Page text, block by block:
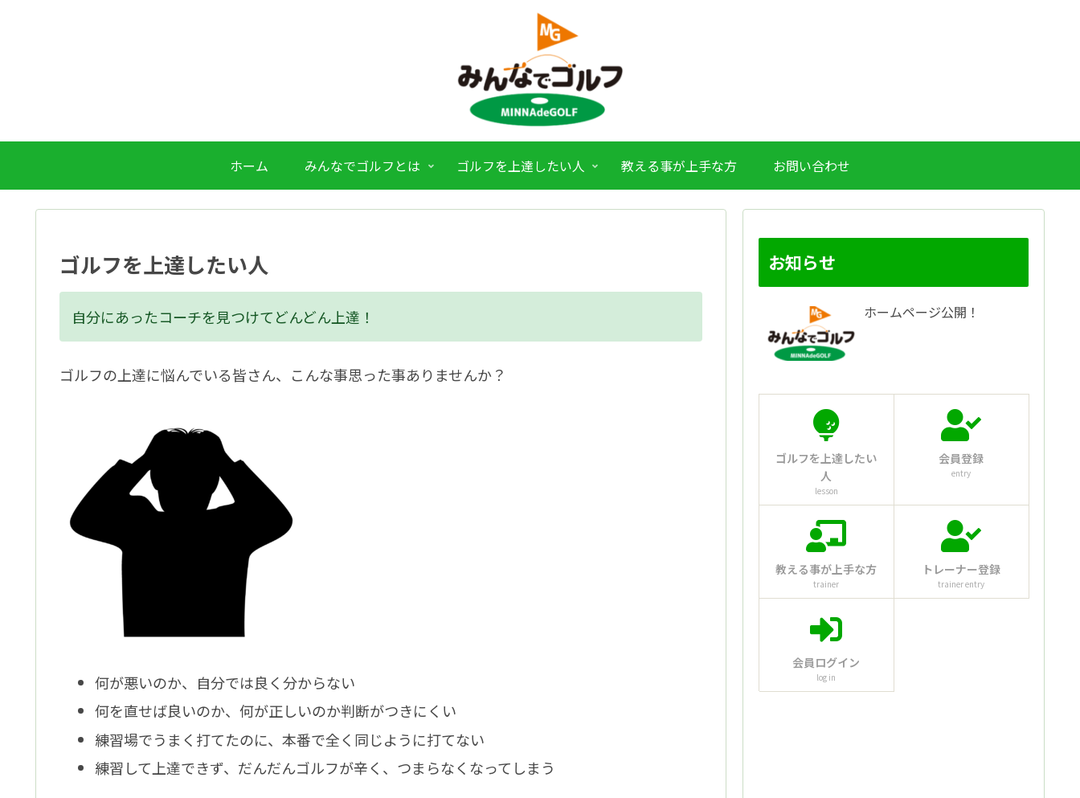
ホーム みんなでゴルフとは ゴルフを上達したい人 教える事が上手な方 お問い合わせ
ゴルフを上達したい人
自分にあったコーチを見つけてどんどん上達！
ゴルフの上達に悩んでいる皆さん、こんな事思った事ありませんか？
何が悪いのか、自分では良く分からない
何を直せば良いのか、何が正しいのか判断がつきにくい
練習場でうまく打てたのに、本番で全く同じように打てない
練習して上達できず、だんだんゴルフが辛く、つまらなくなってしまう
お知らせ
ホームページ公開！
ゴルフを上達したい
人
lesson
会員登録
entry
教える事が上手な方
trainer
トレーナー登録
trainer entry
会員ログイン
log in